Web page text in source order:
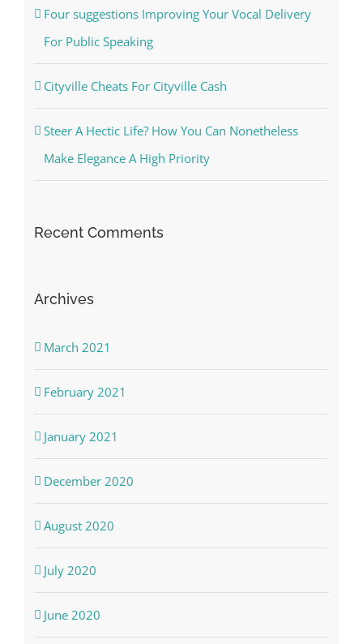
Four suggestions Improving Your Vocal Delivery
For Public Speaking
Cityville Cheats For Cityville Cash
Steer A Hectic Life? How You Can Nonetheless
Make Elegance A High Priority
Recent Comments
Archives
March 2021
February 2021
January 2021
December 2020
August 2020
July 2020
June 2020